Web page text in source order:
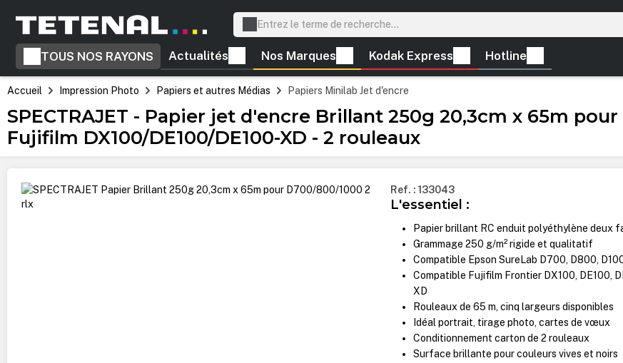
Passer à la navigation principale
TOUS NOS RAYONS Actualités Nos Marques Kodak Express Hotline
Accueil Impression Photo Papiers et autres Médias Papiers Minilab Jet d'encre
SPECTRAJET - Papier jet d'encre Brillant 250g 20,3cm x 65m
Fujifilm DX100/DE100/DE100-XD - 2 rouleaux
Ignorer la galerie d'images Ref. : 133043
L'essentiel :
Papier brillant RC enduit polyéthylène deux
Grammage 250 g/m² rigide et qualitatif
Compatible Epson SureLab D700, D800,
Compatible Fujifilm Frontier DX100, DE100,
XD
Rouleaux de 65 m, cinq largeurs disponibles
Idéal portrait, tirage photo, cartes de vœux
Conditionnement carton de 2 rouleaux
Surface brillante pour couleurs vives et noirs